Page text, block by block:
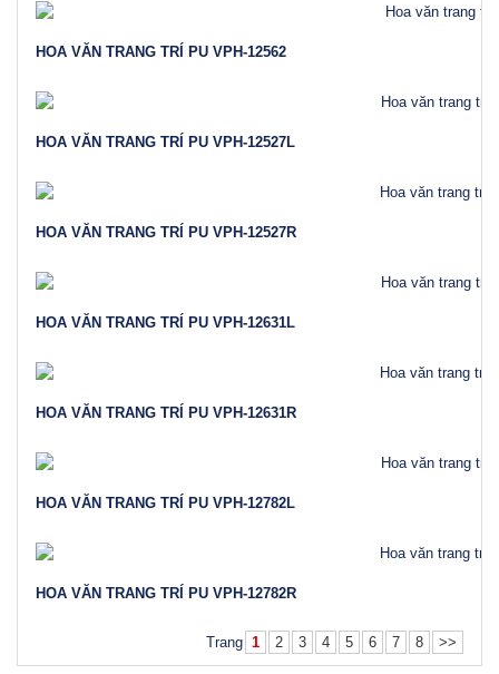
HOA VĂN TRANG TRÍ PU VPH-12562
HOA VĂN TRANG TRÍ PU VPH-12527L
HOA VĂN TRANG TRÍ PU VPH-12527R
HOA VĂN TRANG TRÍ PU VPH-12631L
HOA VĂN TRANG TRÍ PU VPH-12631R
HOA VĂN TRANG TRÍ PU VPH-12782L
HOA VĂN TRANG TRÍ PU VPH-12782R
Trang 1 2 3 4 5 6 7 8 >>